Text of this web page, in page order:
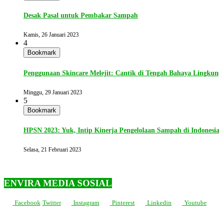
Desak Pasal untuk Pembakar Sampah
Kamis, 26 Januari 2023
4
Bookmark
Penggunaan Skincare Melejit: Cantik di Tengah Bahaya
Minggu, 29 Januari 2023
5
Bookmark
HPSN 2023: Yuk, Intip Kinerja Pengelolaan Sampah di Indonesia
Selasa, 21 Februari 2023
ENVIRA MEDIA SOSIAL
Facebook Twitter Instagram Pinterest Linkedin Youtube